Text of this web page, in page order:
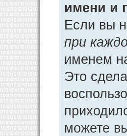
имени и
Если вы
при
именем
Это
можете